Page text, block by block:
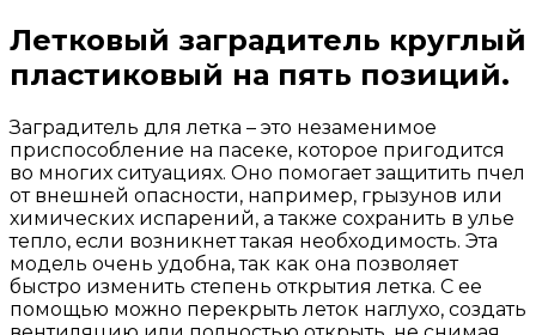
Летковый заградитель круглый
пластиковый на пять позиций.
Заградитель для летка – это незаменимое
приспособление на пасеке, которое пригодится
во многих ситуациях. Оно помогает защитить пчел
от внешней опасности, например, грызунов или
химических испарений, а также сохранить в улье
тепло, если возникнет такая необходимость. Эта
модель очень удобна, так как она позволяет
быстро изменить степень открытия летка. С ее
помощью можно перекрыть леток наглухо, создать